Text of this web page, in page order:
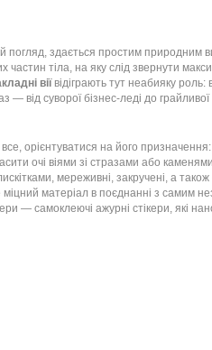
здається простим природним
тіла, на яку слід звернути
віївідіграють тут неабияку роль:
від суворої бізнес-леді до грайливої
на його призначення:
очі віями зі стразами або
мереживні, закручені, а також
матеріал в поєднанні з самим
— самоклеючі ажурні стікери, які